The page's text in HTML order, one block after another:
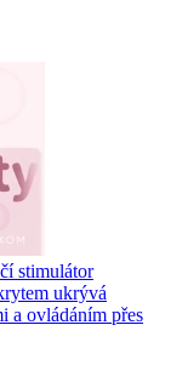
stimulátor
ukrývá
a ovládáním přes